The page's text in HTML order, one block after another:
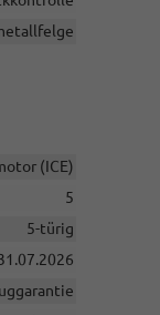
(ICE)
5
5-türig